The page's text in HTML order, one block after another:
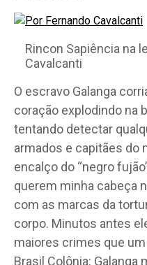
Rincon Sapiência na
Cavalcanti
O escravo Galanga
coração explodindo na
tentando detectar
armados e capitães do
encalço do “negro
querem minha cabeça
com as marcas da
corpo. Minutos antes
maiores crimes que
Brasil Colônia: Galanga